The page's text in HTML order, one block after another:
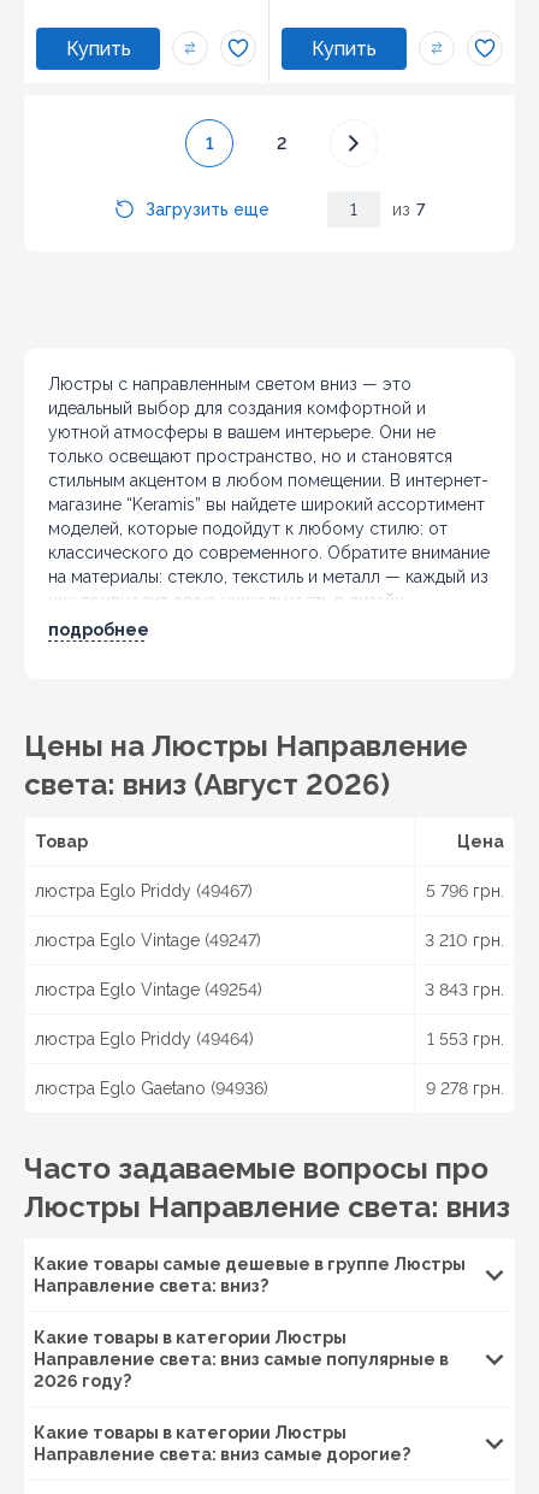
Загрузить еще
1 2
1 из 7
Люстры с направленным светом вниз — это
идеальный выбор для создания комфортной и
уютной атмосферы в вашем интерьере. Они не
только освещают пространство, но и становятся
стильным акцентом в любом помещении. В интернет-
магазине “Keramis” вы найдете широкий ассортимент
моделей, которые подойдут к любому стилю: от
классического до современного. Обратите внимание
на материалы: стекло, текстиль и металл — каждый из
них привносит свою уникальность в дизайн.
Стеклянные плафоны обеспечивают чистое и яркое
экологичность. При выборе люстры обратите
внимание на ее функциональность и стиль, чтобы она
гармонично вписывалась в ваш интерьер и радовала
направлениями света вниз, которые помогут создать
индивидуальность вашего пространства.
Борисполь, Белая Церковь, Славутич,
Харьков, Чугуев, Красноград, Изюм, Николаев,
Запорожье, Сумы, Ахтырка, Шостка, Ромны, Конотоп,
Днестровский, Измаил, Херсон, Черкассы, Умань,
Гайсин, Бердичев, Житомир, Новоград-Волынский,
Коростень, Рогатин, Кировоград, Александрия,
Тернополь, Кременец, Чортков,Черновцы , Кицмань
подробнее
Цены на Люстры Направление
света: вниз (Август 2026)
Товар Цена
люстра Eglo Priddy (49467) 5 796 грн.
люстра Eglo Vintage (49247) 3 210 грн.
люстра Eglo Vintage (49254) 3 843 грн.
люстра Eglo Priddy (49464) 1 553 грн.
люстра Eglo Gaetano (94936) 9 278 грн.
Часто задаваемые вопросы про
Люстры Направление света: вниз
Какие товары самые дешевые в группе Люстры
Направление света: вниз?
Какие товары в категории Люстры
Направление света: вниз самые популярные в
2026 году?
Какие товары в категории Люстры
Направление света: вниз самые дорогие?